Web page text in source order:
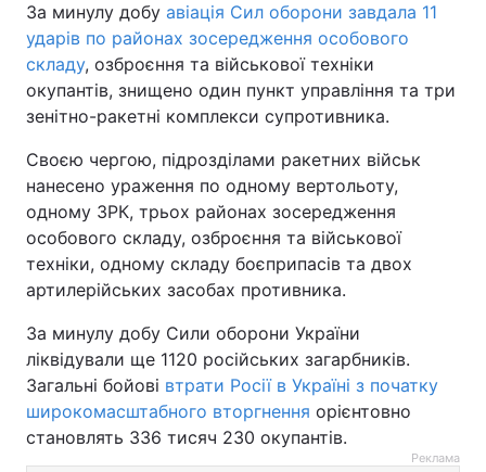
За минулу добу авіація Сил оборони завдала 11
ударів по районах зосередження особового
складу, озброєння та військової техніки
окупантів, знищено один пункт управління та три
зенітно-ракетні комплекси супротивника.
Своєю чергою, підрозділами ракетних військ
нанесено ураження по одному вертольоту,
одному ЗРК, трьох районах зосередження
особового складу, озброєння та військової
техніки, одному складу боєприпасів та двох
артилерійських засобах противника.
За минулу добу Сили оборони України
ліквідували ще 1120 російських загарбників.
Загальні бойові втрати Росії в Україні з початку
широкомасштабного вторгнення орієнтовно
становлять 336 тисяч 230 окупантів.
Реклама